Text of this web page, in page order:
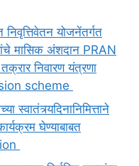
निवृत्तिवेतन योजनेंतर्गत
मासिक अंशदान PRAN
निवारण यंत्रणा
scheme
घेण्याबाबत